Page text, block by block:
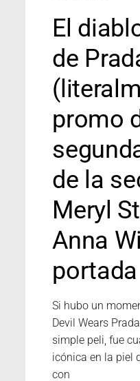
El
de
promo
de la
Meryl
Anna
Si hubo un
Devil Wears
simple peli, fue
icónica en la piel
con